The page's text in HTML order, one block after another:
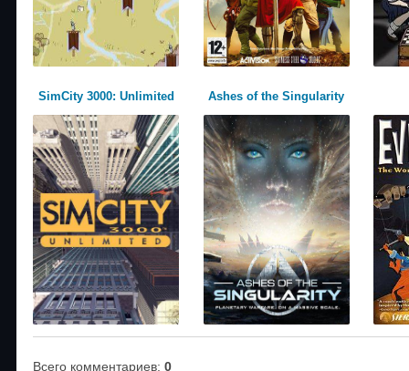
SimCity 3000: Unlimited Ashes of the Singularity
Всего комментариев: 0